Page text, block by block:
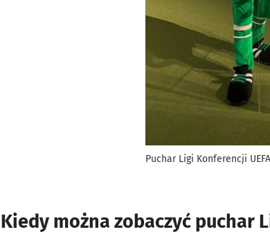
Puchar Ligi Konferencji
Kiedy można zobaczyć puchar